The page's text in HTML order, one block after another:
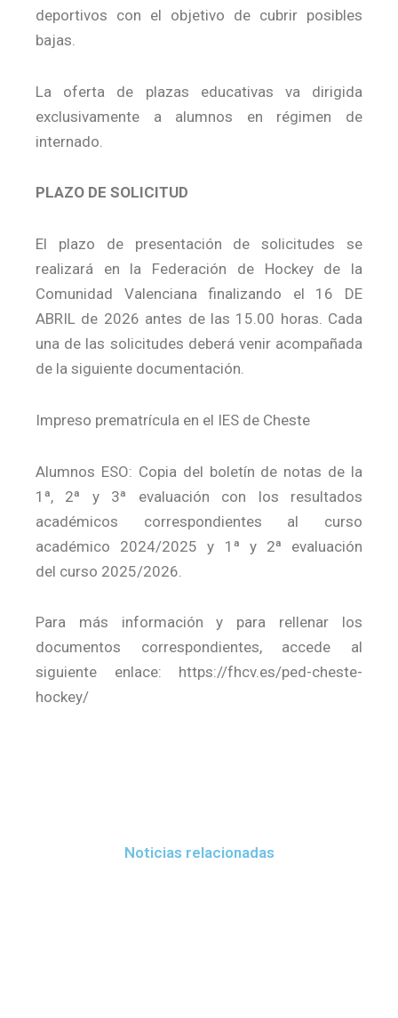
deportivos con el objetivo de cubrir posibles
bajas.
La oferta de plazas educativas va dirigida
exclusivamente a alumnos en régimen de
internado.
PLAZO DE SOLICITUD
El plazo de presentación de solicitudes se
realizará en la Federación de Hockey de la
Comunidad Valenciana finalizando el 16 DE
ABRIL de 2026 antes de las 15.00 horas. Cada
una de las solicitudes deberá venir acompañada
de la siguiente documentación.
Impreso prematrícula en el IES de Cheste
Alumnos ESO: Copia del boletín de notas de la
1ª, 2ª y 3ª evaluación con los resultados
académicos correspondientes al curso
académico 2024/2025 y 1ª y 2ª evaluación
del curso 2025/2026.
Para más información y para rellenar los
documentos correspondientes, accede al
siguiente enlace: https://fhcv.es/ped-cheste-
hockey/
Noticias relacionadas